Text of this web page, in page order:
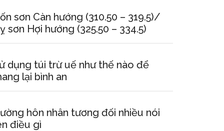
sơn Càn hướng (310.50 – 319.5)/
sơn Hợi hướng (325.50 – 334.5)
dụng túi trừ uế như thế nào để
lại bình an
hôn nhân tương đối nhiều nói
điều gì